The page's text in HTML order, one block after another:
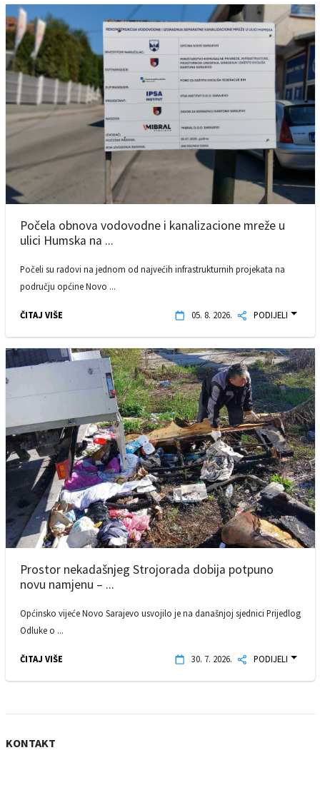
Počela obnova vodovodne i kanalizacione mreže u
ulici Humska na ...
Počeli su radovi na jednom od najvećih infrastrukturnih projekata na
području općine Novo ...
ČITAJ VIŠE 05. 8. 2026. PODIJELI
Prostor nekadašnjeg Strojorada dobija potpuno
novu namjenu – ...
Općinsko vijeće Novo Sarajevo usvojilo je na današnjoj sjednici Prijedlog
Odluke o ...
ČITAJ VIŠE 30. 7. 2026. PODIJELI
KONTAKT